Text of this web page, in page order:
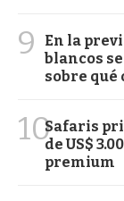
9
En la
blancos
sobre qué
10Safaris
de US$
premium